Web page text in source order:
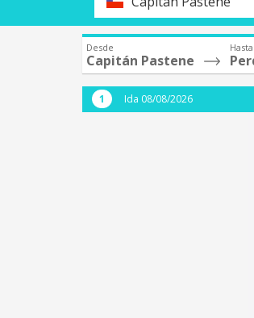
Origen
Desde
Capitán Pastene
Hasta
Ida 08/08/2026